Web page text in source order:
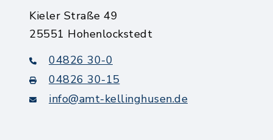
Kieler Straße 49
25551 Hohenlockstedt
04826 30-0
04826 30-15
info@amt-kellinghusen.de